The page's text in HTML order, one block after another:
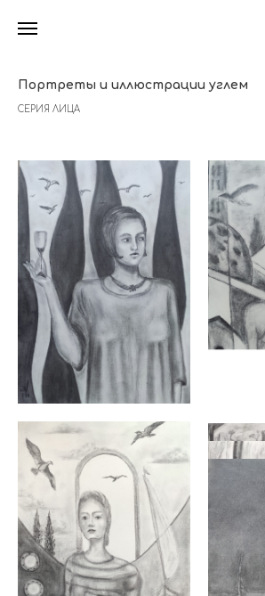
Портреты и иллюстрации углем
СЕРИЯ ЛИЦА